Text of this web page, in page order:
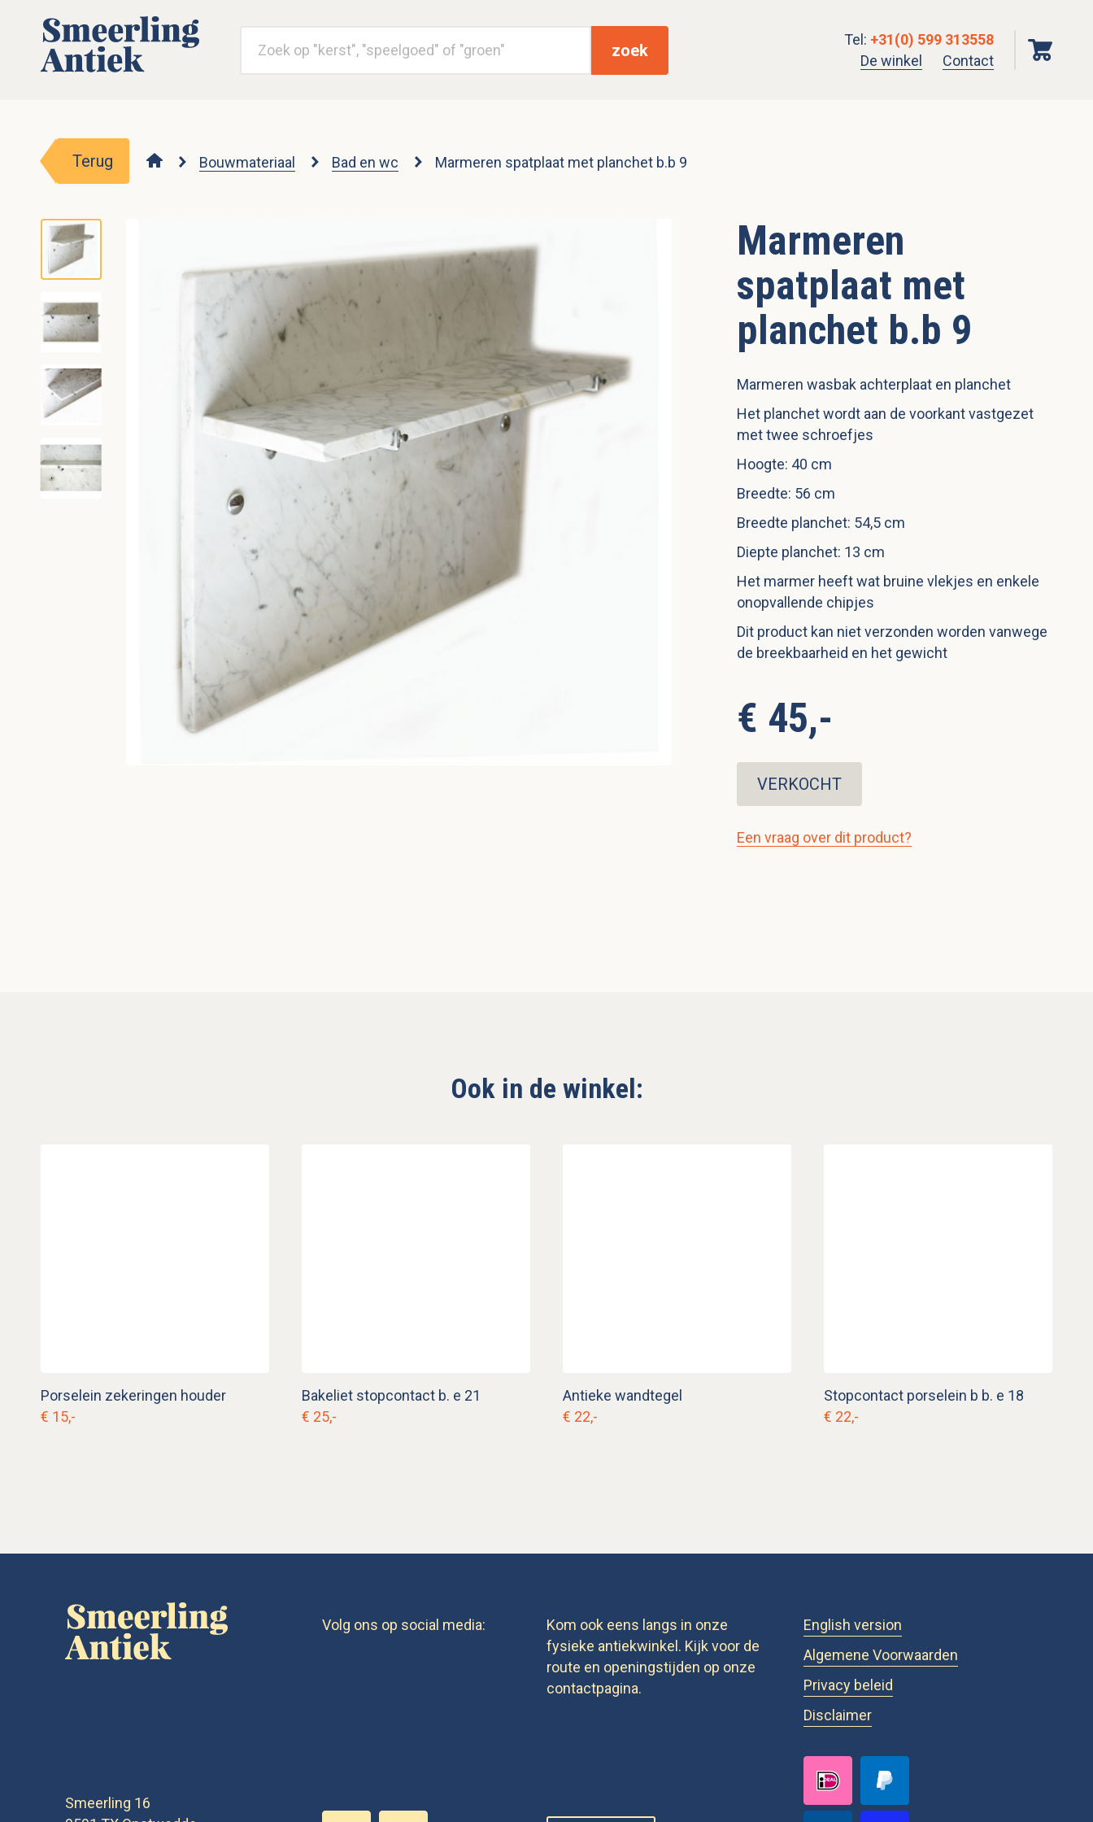
zoek
Tel: +31(0) 599 313558
De winkel
Contact
Terug Bouwmateriaal Bad en wc Marmeren spatplaat met planchet b.b 9
Marmeren
spatplaat met
planchet b.b 9
Marmeren wasbak achterplaat en planchet
Het planchet wordt aan de voorkant vastgezet
met twee schroefjes
Hoogte: 40 cm
Breedte: 56 cm
Breedte planchet: 54,5 cm
Diepte planchet: 13 cm
Het marmer heeft wat bruine vlekjes en enkele
onopvallende chipjes
Dit product kan niet verzonden worden vanwege
de breekbaarheid en het gewicht
€ 45,-
VERKOCHT
Een vraag over dit product?
Ook in de winkel:
Porselein zekeringen houder
€ 15,-
Bakeliet stopcontact b. e 21
€ 25,-
Antieke wandtegel
€ 22,-
Stopcontact porselein b b. e 18
€ 22,-
Smeerling 16
Volg ons op social media:
Kom ook eens langs in onze
fysieke antiekwinkel. Kijk voor de
route en openingstijden op onze
contactpagina.
English version
Algemene Voorwaarden
Privacy beleid
Disclaimer